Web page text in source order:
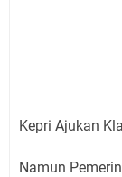
Kepri Ajukan
Namun